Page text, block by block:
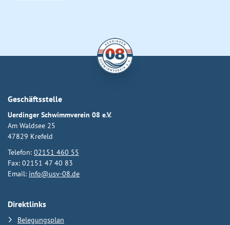
Geschäftsstelle
Uerdinger Schwimmverein 08 e.V.
Am Waldsee 25
47829 Krefeld
Telefon: 02151 460 55
Fax: 02151 47 40 83
Email: info@usv-08.de
Direktlinks
Belegungsplan